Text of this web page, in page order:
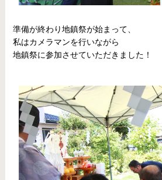
準備が終わり地鎮祭が始まって、
私はカメラマンを行いながら
地鎮祭に参加させていただきました！